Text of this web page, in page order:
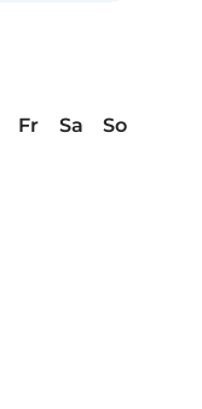
Fr Sa
So